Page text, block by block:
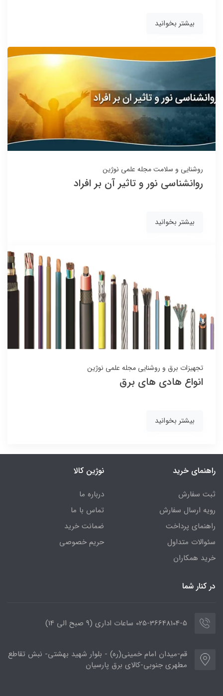
بیشتر بخوانید
روشنایی و سلامتمجله علمی نوژین
روانشناسی نور و تاثیر آن بر افراد
بیشتر بخوانید
تجهیزات برق و روشنایی مجله علمی نوژین
انواع هادی های برق
بیشتر بخوانید
راهنمای خرید
ثبت سفارش
رویه ارسال سفارش
راهنمای پرداخت
سئوالات متداول
خرید همکاران
نوژین کالا
درباره ما
تماس با ما
ضمانت خرید
حریم خصوصی
در کنار شما
025-36648104-5 ساعات اداری (9 صبح الی 14)
قم-میدان امام خمینی(ره) - بلوار شهید بهشتی- نبش تقاطع
مطهری جنوبی-کالای برق پارسیان